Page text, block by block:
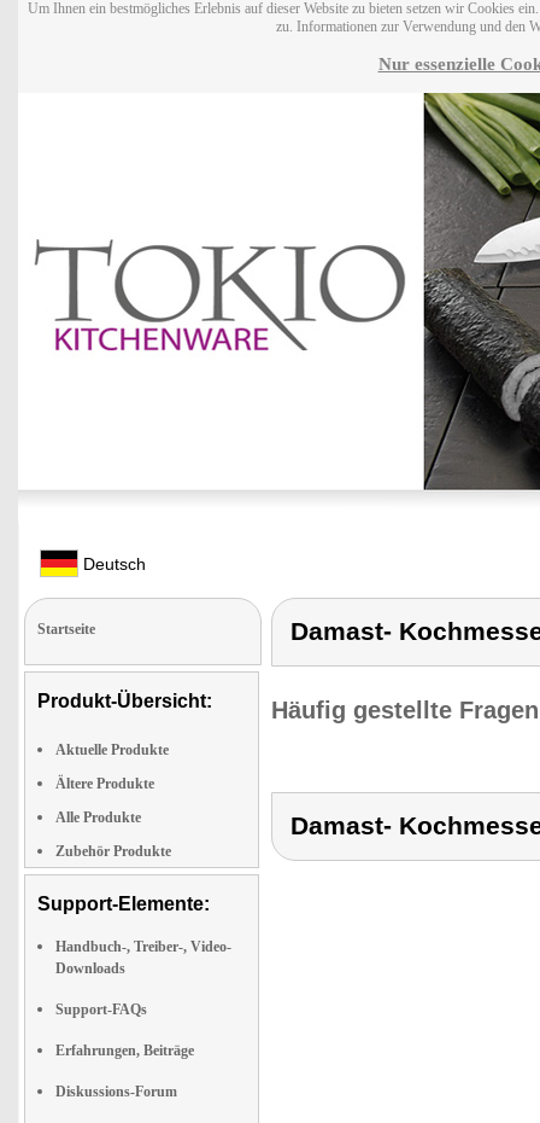
Um Ihnen ein bestmögliches Erlebnis auf dieser Website zu bieten setzen wir Cookies
zu. Informationen zur Verwendung und den
Nur essenzielle
Deutsch
Startseite
Produkt-Übersicht:
Aktuelle Produkte
Ältere Produkte
Alle Produkte
Zubehör Produkte
Support-Elemente:
Handbuch-, Treiber-, Video-
Downloads
Support-FAQs
Erfahrungen, Beiträge
Diskussions-Forum
Damast-
Häufig gestellte
Damast-